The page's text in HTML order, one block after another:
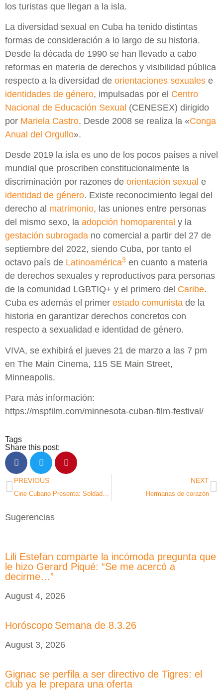
los turistas que llegan a la isla.
La diversidad sexual en Cuba ha tenido distintas
formas de consideración a lo largo de su historia.
Desde la década de 1990 se han llevado a cabo
reformas en materia de derechos y visibilidad pública
respecto a la diversidad de orientaciones sexuales e
identidades de género, impulsadas por el Centro
Nacional de Educación Sexual (CENESEX) dirigido
por Mariela Castro. Desde 2008 se realiza la «Conga
Anual del Orgullo».
Desde 2019 la isla es uno de los pocos países a nivel
mundial que proscriben constitucionalmente la
discriminación por razones de orientación sexual e
identidad de género. Existe reconocimiento legal del
derecho al matrimonio, las uniones entre personas
del mismo sexo, la adopción homoparental y la
gestación subrogada no comercial a partir del 27 de
septiembre del 2022, siendo Cuba, por tanto el
octavo país de Latinoamérica3 ​ en cuanto a materia
de derechos sexuales y reproductivos para personas
de la comunidad LGBTIQ+ y el primero del Caribe.
Cuba es además el primer estado comunista de la
historia en garantizar derechos concretos con
respecto a sexualidad e identidad de género.
VIVA, se exhibirá el jueves 21 de marzo a las 7 pm
en The Main Cinema, 115 SE Main Street,
Minneapolis.
Para más información:
https://mspfilm.com/minnesota-cuban-film-festival/
Tags
Share this post:
PREVIOUS NEXT
Hermanas de corazón
Sugerencias
Lili Estefan comparte la incómoda pregunta que
le hizo Gerard Piqué: “Se me acercó a
decirme…”
August 4, 2026
Horóscopo Semana de 8.3.26
August 3, 2026
Gignac se perfila a ser directivo de Tigres: el
club ya le prepara una oferta